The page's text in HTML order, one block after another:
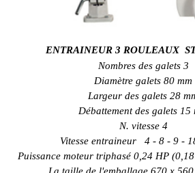
ENTRAINEUR 3 ROULEAUX
Nombres des galets 3
Diamètre galets 80 mm
Largeur des galets 28
Débattement des galets 15
N. vitesse 4
Vitesse entraineur 4 - 8 - 9 -
Puissance moteur triphasé 0,24 HP